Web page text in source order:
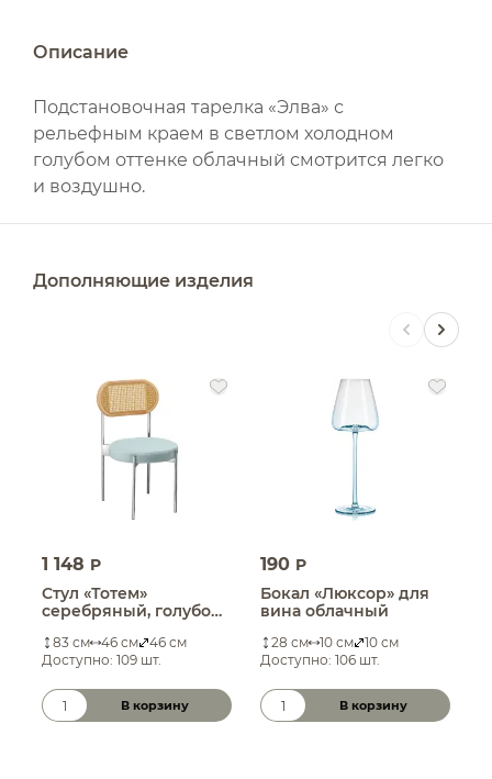
Описание
Подстановочная тарелка «Элва» с
рельефным краем в светлом холодном
голубом оттенке облачный смотрится легко
и воздушно.
Дополняющие изделия
1 148 P
Стул «Тотем»
серебряный, голубой
спинкой натуральной
83 см 46 см
46 см
Доступно: 109 шт.
Количество товара
В корзину
190 P
Бокал «Люксор» для
вина облачный
28 см 10 см
10 см
Доступно: 106 шт.
Количество товара
В корзину